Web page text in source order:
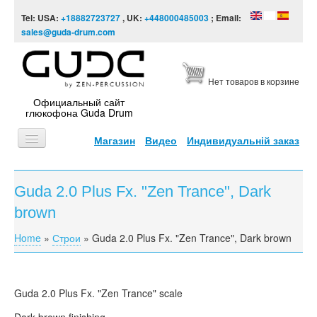
Tel: USA: +18882723727, UK: +448000485003 ; Email:
sales@guda-drum.com
Официальный сайт
глюкофона Guda Drum
Нет товаров в корзине
Магазин Видео Индивидуальній заказ
ГЛАВНАЯ
ТИПЫ
Guda 2.0 Plus Fx. "Zen Trance", Dark
brown
You are here
Home » Строи » Guda 2.0 Plus Fx. "Zen Trance", Dark brown
Guda 2.0 Plus Fx. "Zen Trance" scale